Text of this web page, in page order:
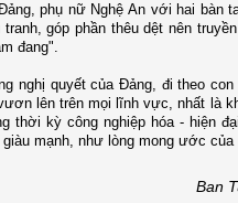
phụ nữ Nghệ An với hai bàn
góp phần thêu dệt nên
đang".
nghị quyết của Đảng, đi theo
lên trên mọi lĩnh vực, nhất là
thời kỳ công nghiệp hóa - hiện
giàu mạnh, như lòng mong ước
Ban